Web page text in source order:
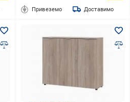
Привеземо Доставимо